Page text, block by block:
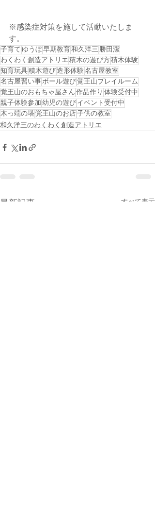
※感染症対策を施して活動いたしま
す。
子育て ゆうぼ早期教育和久洋三 勝田潔
わくわく創造アトリエ積木の遊び方積木体験
知育玩具積木遊び造形体験名古屋教室
名古屋習い事ボール遊び覚王山プレイルーム
覚王山のおもちゃ屋さん作品作り 体験受付中
親子体験参加幼児の遊びイベント受付中
木っ端の塔覚王山のお店子供の教室
和久洋三のわくわく創造アトリエ
最新記事 すべて表示